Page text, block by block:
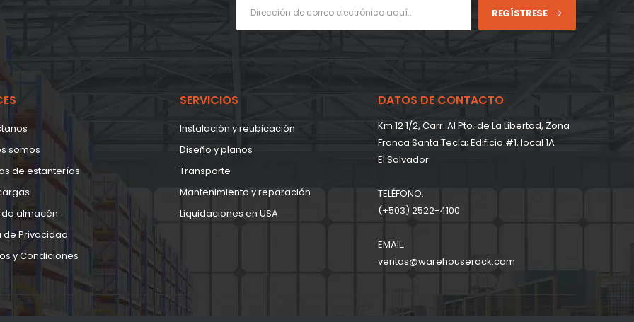
REGÍSTRESE
somos
de estanterías
de almacén
de Privacidad
y Condiciones
SERVICIOS
Instalación y reubicación
Diseño y planos
Transporte
Mantenimiento y reparación
Liquidaciones en USA
DATOS DE CONTACTO
Km 12 1/2, Carr. Al Pto. de La Libertad, Zona
Franca Santa Tecla; Edificio #1, local 1A
EI Salvador
TELÉFONO:
(+503) 2522-4100
EMAIL:
ventas@warehouserack.com